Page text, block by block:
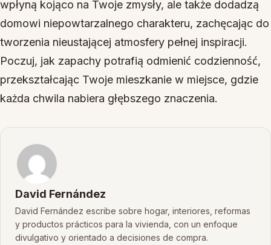
wpłyną kojąco na Twoje zmysły, ale także dodadzą
domowi niepowtarzalnego charakteru, zachęcając do
tworzenia nieustającej atmosfery pełnej inspiracji.
Poczuj, jak zapachy potrafią odmienić codzienność,
przekształcając Twoje mieszkanie w miejsce, gdzie
każda chwila nabiera głębszego znaczenia.
David Fernández
David Fernández escribe sobre hogar, interiores, reformas
y productos prácticos para la vivienda, con un enfoque
divulgativo y orientado a decisiones de compra.